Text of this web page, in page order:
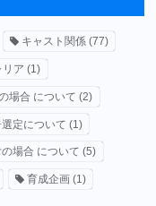
キャスト関係 (77)
リア (1)
場合 について (2)
選定について (1)
場合 について (5)
育成企画(1)